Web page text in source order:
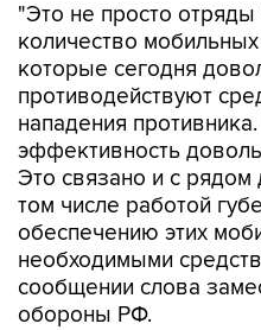
"Это не просто
количество
которые сегодня
противодействуют
нападения
эффективность
Это связано и с рядом
том числе работой
обеспечению этих
необходимыми
сообщении слова
обороны РФ.